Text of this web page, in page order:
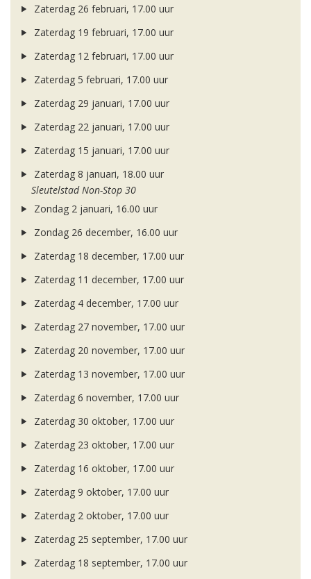
Zaterdag 26 februari, 17.00 uur
Zaterdag 19 februari, 17.00 uur
Zaterdag 12 februari, 17.00 uur
Zaterdag 5 februari, 17.00 uur
Zaterdag 29 januari, 17.00 uur
Zaterdag 22 januari, 17.00 uur
Zaterdag 15 januari, 17.00 uur
Zaterdag 8 januari, 18.00 uur
Sleutelstad Non-Stop 30
Zondag 2 januari, 16.00 uur
Zondag 26 december, 16.00 uur
Zaterdag 18 december, 17.00 uur
Zaterdag 11 december, 17.00 uur
Zaterdag 4 december, 17.00 uur
Zaterdag 27 november, 17.00 uur
Zaterdag 20 november, 17.00 uur
Zaterdag 13 november, 17.00 uur
Zaterdag 6 november, 17.00 uur
Zaterdag 30 oktober, 17.00 uur
Zaterdag 23 oktober, 17.00 uur
Zaterdag 16 oktober, 17.00 uur
Zaterdag 9 oktober, 17.00 uur
Zaterdag 2 oktober, 17.00 uur
Zaterdag 25 september, 17.00 uur
Zaterdag 18 september, 17.00 uur